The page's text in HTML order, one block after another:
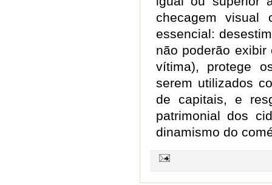
checagem visual
essencial:
não poderão
vítima), protege
serem utilizados
de capitais, e
patrimonial dos
dinamismo do